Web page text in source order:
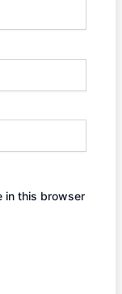
in this browser